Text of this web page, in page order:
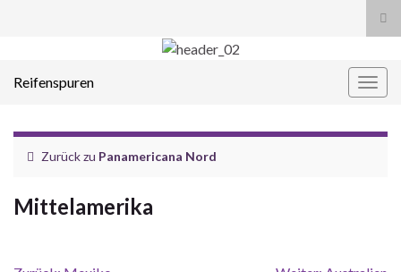
Reifenspuren
Zurück zu Panamericana Nord
Mittelamerika